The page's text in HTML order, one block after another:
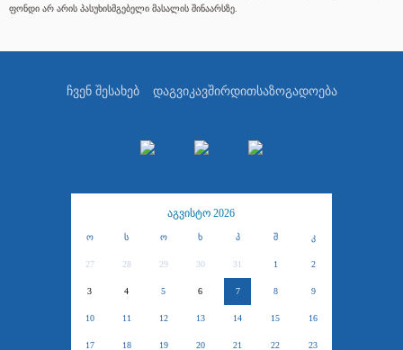
ფონდი არ არის პასუხისმგებელი მასალის შინაარსზე.
ჩვენ შესახებ დაგვიკავშირდითსაზოგადოება
აგვისტო 2026
ო ს ო ხ პ შ კ
27 28 29 30 31 1 2
3 4 5 6 7 8 9
10 11 12 13 14 15 16
17 18 19 20 21 22 23